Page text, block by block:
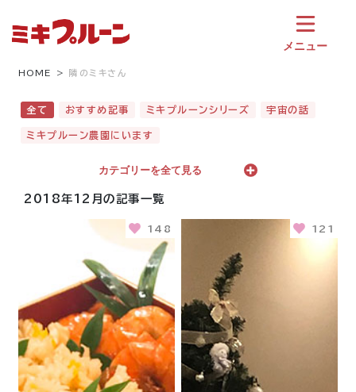
メニュー
HOME 隣のミキさん
全て おすすめ記事 ミキプルーンシリーズ 宇宙の話
ミキプルーン農園にいます
カテゴリーを全て見る
2018年12月の記事一覧
148 121